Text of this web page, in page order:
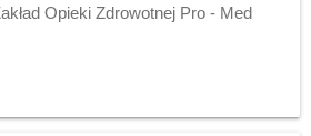
Opieki Zdrowotnej Pro - Med